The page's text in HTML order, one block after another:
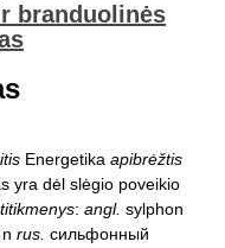
branduolinės
Energetika apibrėžtis
yra dėl slėgio poveikio
: angl. sylphon
rus. сильфонный